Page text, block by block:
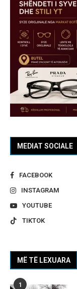
MEDIAT SOCIALE
FACEBOOK
INSTAGRAM
YOUTUBE
TIKTOK
MË TË LEXUARA
1